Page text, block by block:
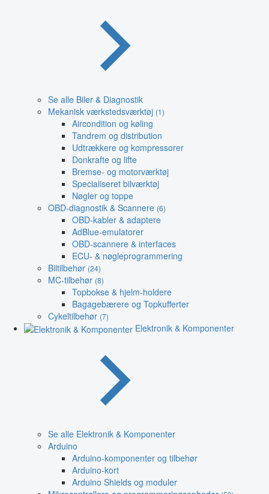
Se alle Biler & Diagnostik
Mekanisk værkstedsværktøj (1)
Aircondition og køling
Tandrem og distribution
Udtrækkere og kompressorer
Donkrafte og lifte
Bremse- og motorværktøj
Specialiseret bilværktøj
Nøgler og toppe
OBD-diagnostik & Scannere (6)
OBD-kabler & adaptere
AdBlue-emulatorer
OBD-scannere & interfaces
ECU- & nøgleprogrammering
Biltilbehør (24)
MC-tilbehør (8)
Topbokse & hjelm-holdere
Bagagebærere og Topkufferter
Cykeltilbehør (7)
Elektronik & Komponenter
Se alle Elektronik & Komponenter
Arduino
Arduino-komponenter og tilbehør
Arduino-kort
Arduino Shields og moduler